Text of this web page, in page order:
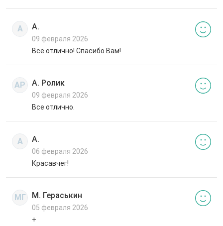
А А.
09 февраля 2026
Все отлично! Спасибо Вам!
АР А. Ролик
09 февраля 2026
Все отлично.
А А.
06 февраля 2026
Красавчег!
МГ М. Гераськин
05 февраля 2026
+